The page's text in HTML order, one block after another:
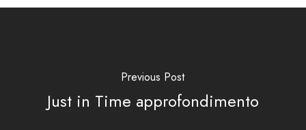
Previous Post
Just in Time approfondimento